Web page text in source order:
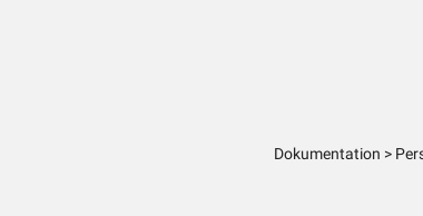
Dokumentation >